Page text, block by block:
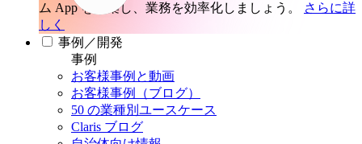
ム App を構築し、業務を効率化しましょう。
さらに詳
しく
事例／開発
事例
お客様事例と動画
お客様事例（ブログ）
50 の業種別ユースケース
Claris ブログ